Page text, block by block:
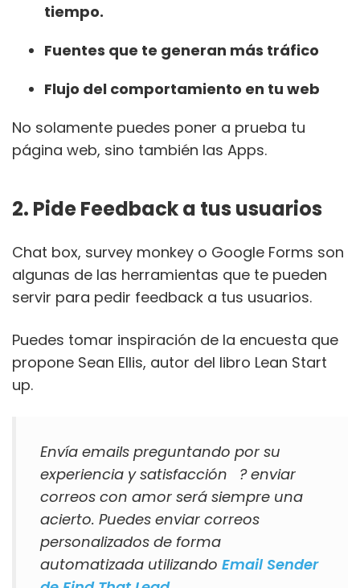
tiempo.
Fuentes que te generan más tráfico
Flujo del comportamiento en tu web
No solamente puedes poner a prueba tu
página web, sino también las Apps.
2. Pide Feedback a tus usuarios
Chat box, survey monkey o Google Forms son
algunas de las herramientas que te pueden
servir para pedir feedback a tus usuarios.
Puedes tomar inspiración de la encuesta que
propone Sean Ellis, autor del libro Lean Start
up.
Envía emails preguntando por su
experiencia y satisfacción ? enviar
correos con amor será siempre una
acierto. Puedes enviar correos
personalizados de forma
automatizada utilizando Email Sender